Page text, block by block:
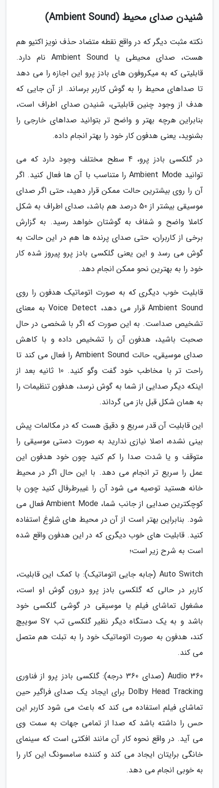
شنیدن صدای محیط (Ambient Sound)
نکته مثبت دیگر که در واقع نقطه متضاد حذف نویز اکتیو هم
هست، صدای محیطی یا Ambient Sound نام دارد.
قابلیتی که به میکروفون های بادز پرو این اجازه را می دهد
تا صداهای محیط را به گوش کاربر برساند. از آن جایی که
هدف از وجود چنین قابلیتی، شنیدن صدای اطراف است،
بنابراین هرچه بهتر و واضح تر بتوانید صداهای خارجی را
بشنوید، یعنی هدفون کار خود را بهتر انجام داده.
در گلکسی بادز پرو، 4 سطح مختلف وجود دارد که می
توانید Ambient Mode را متناسب با آن ها فعال کنید. اگر
آن را روی بیشترین حالت ممکن قرار دهید، حتی اگر صدای
موسیقی بیشتر از 50 درصد هم باشد، صدای اطراف به شکل
کاملا واضح و شفاف به گوشتان خواهد رسید. به گزارش
برخی از کاربران، حتی صدای پرنده ها هم در این حالت به
گوش می رسد و این یعنی گلکسی بادز پرو پیروز شده کار
خود را به بهترین نحو ممکن انجام دهد.
قابلیت خوب دیگری که به صورت اتوماتیک هدفون را روی
Ambient Sound قرار می دهد، Voice Detect به معنای
تشخیص صداست. به این صورت که اگر با شخصی در حال
صحبت باشید، هدفون آن را تشخیص داده و با کاهش
صدای موسیقی، حالت Ambient Sound را فعال می کند تا
راحت تر با مخاطب خود گفت وگو کنید. 10 ثانیه بعد از
اینکه دیگر صدایی از شما به گوش نرسد، هدفون تنظیمات را
به همان شکل قبل باز می گرداند.
این قابلیت آن قدر سریع و دقیق هست که در مکالمات پیش
بینی نشده، اصلا نیازی ندارید به صورت دستی موسیقی را
متوقف و یا شدت صدا را کم کنید چون خود هدفون این
عمل را سریع تر انجام می دهد. با این حال اگر در محیط
خانه هستید توصیه می شود آن را غیبرطرفال کنید چون با
کوچکترین صدایی از جانب شما، Ambient Mode فعال می
شود. بنابراین بهتر است از آن در محیط های شلوغ استفاده
کنید. قابلیت های خوب دیگری که در این هدفون واقع شده
است به شرح زیر است؛
Auto Switch (جابه جایی اتوماتیک): با کمک این قابلیت،
کاربر در حالی که گلکسی بادز پرو درون گوش او است،
مشغول تماشای فیلم یا موسیقی در گوشی گلکسی خود
باشد و به یک دستگاه دیگر نظیر گلکسی تب S7 سوییچ
کند، هدفون به صورت اتوماتیک خود را به تبلت هم متصل
می کند.
360 Audio (صدای 360 درجه): گلکسی بادز پرو از فناوری
Dolby Head Tracking برای ایجاد یک صدای فراگیر حین
تماشای فیلم استفاده می کند که باعث می شود کاربر این
حس را داشته باشد که صدا از تمامی جهات به سمت وی
می آید. در واقع نحوه کار آن مانند افکتی است که سینمای
خانگی برایتان ایجاد می کند و کننده سامسونگ این کار را
به خوبی انجام می دهد.